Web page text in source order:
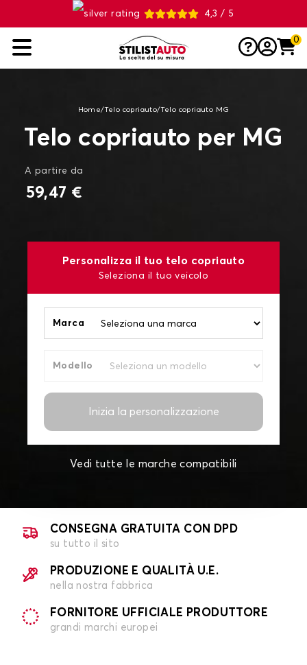
4,3 / 5
0
Home/Telo copriauto/Telo copriauto MG
Telo copriauto per MG
A partire da
59,47 €
Personalizza il tuo telo copriauto
Seleziona il tuo veicolo
Marca
Modello
Inizia la personalizzazione
Vedi tutte le marche compatibili
CONSEGNA GRATUITA CON DPD
su tutto il sito
PRODUZIONE E QUALITÀ U.E.
nella nostra fabbrica
FORNITORE UFFICIALE PRODUTTORE
grandi marchi europei